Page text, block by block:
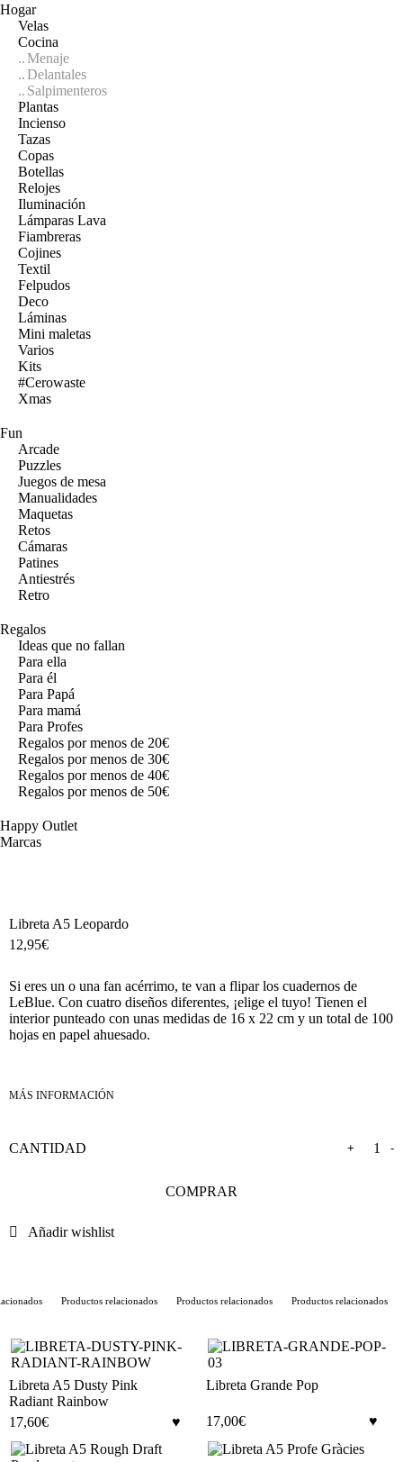
Hogar
Velas
Cocina
Menaje
Delantales
Salpimenteros
Plantas
Incienso
Tazas
Copas
Botellas
Relojes
Iluminación
Lámparas Lava
Fiambreras
Cojines
Textil
Felpudos
Deco
Láminas
Mini maletas
Varios
Kits
#Cerowaste
Xmas
Fun
Arcade
Puzzles
Juegos de mesa
Manualidades
Maquetas
Retos
Cámaras
Patines
Antiestrés
Retro
Regalos
Ideas que no fallan
Para ella
Para él
Para Papá
Para mamá
Para Profes
Regalos por menos de 20€
Regalos por menos de 30€
Regalos por menos de 40€
Regalos por menos de 50€
Happy Outlet
Marcas
Libreta A5 Leopardo
12,95€
Si eres un o una fan acérrimo, te van a flipar los cuadernos de
LeBlue. Con cuatro diseños diferentes, ¡elige el tuyo! Tienen el
interior punteado con unas medidas de 16 x 22 cm y un total de 100
hojas en papel ahuesado.
-
+
COMPRAR
Añadir wishlist
Productos relacionados Productos relacionados Productos relacionados
Libreta A5 Dusty Pink
Radiant Rainbow
17,60€
Libreta Grande Pop
17,00€